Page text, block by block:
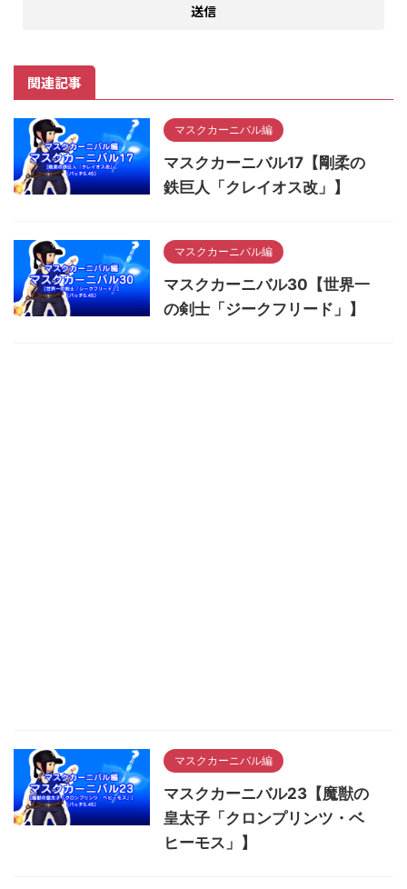
関連記事
マスクカーニバル編
マスクカーニバル17【剛柔の
鉄巨人「クレイオス改」】
マスクカーニバル編
マスクカーニバル30【世界一
の剣士「ジークフリード」】
マスクカーニバル編
マスクカーニバル23【魔獣の
皇太子「クロンプリンツ・ベ
ヒーモス」】